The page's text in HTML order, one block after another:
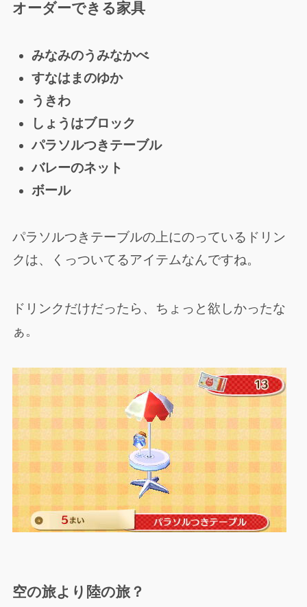
オーダーできる家具
みなみのうみなかべ
すなはまのゆか
うきわ
しょうはブロック
パラソルつきテーブル
バレーのネット
ボール
パラソルつきテーブルの上にのっているドリン
クは、くっついてるアイテムなんですね。
ドリンクだけだったら、ちょっと欲しかったな
ぁ。
空の旅より陸の旅？